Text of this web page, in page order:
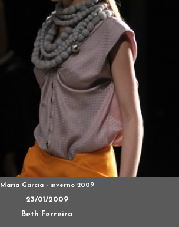
Maria Garcia - inverno 2009
23/01/2009
Beth Ferreira